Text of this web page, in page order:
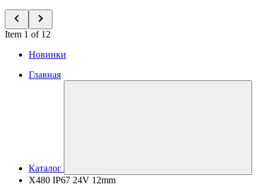
Item 1 of 12
Новинки
Главная
Каталог
X480 IP67 24V 12mm